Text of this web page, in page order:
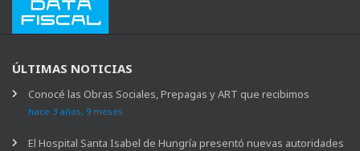
ÚLTIMAS NOTICIAS
Conocé las Obras Sociales, Prepagas y ART que recibimos
hace 3 años, 9 meses
El Hospital Santa Isabel de Hungría presentó nuevas autoridades